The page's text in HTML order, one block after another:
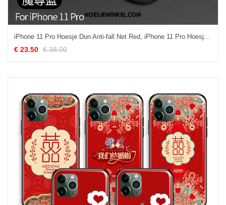
iPhone 11 Pro Hoesje Dun Anti-fall Net Red, iPhone 11 Pro Hoesje Mobiele Telefoon Zacht
€ 23.50 € 38.00